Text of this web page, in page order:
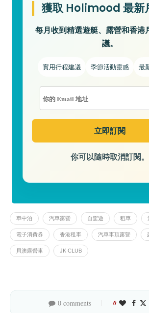
獲取 Holimood 最新
每月收到精選遊艇、露營和香港
議。
實用行程建議 季節活動靈感 最
你可以隨時取消訂閱。
車中泊 汽車露營 自駕遊 租車
電子消費券 香港租車 汽車車頂露營
貝澳露營車 JK CLUB
0 comments 0